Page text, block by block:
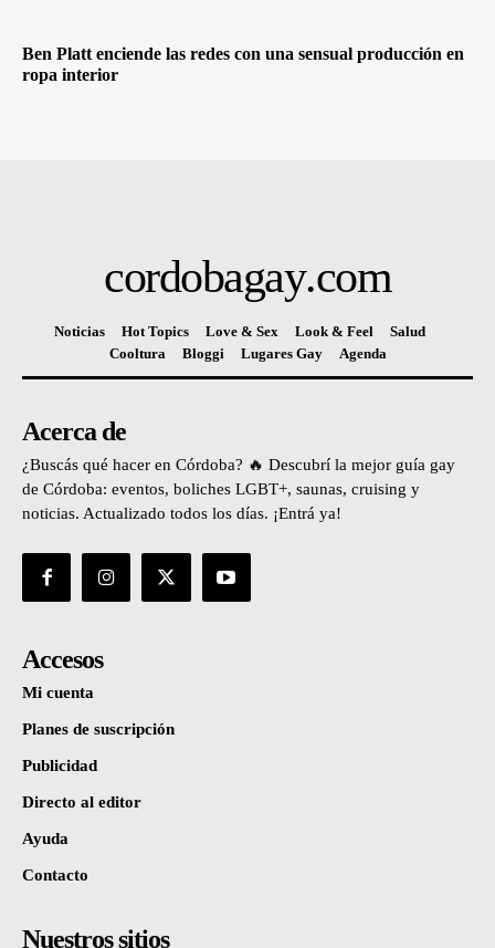
Ben Platt enciende las redes con una sensual producción en
ropa interior
cordobagay.com
Noticias Hot Topics Love & Sex Look & Feel
Salud
Cooltura
Bloggi Lugares Gay Agenda
Acerca de
¿Buscás qué hacer en Córdoba? 🔥 Descubrí la mejor guía gay
de Córdoba: eventos, boliches LGBT+, saunas, cruising y
noticias. Actualizado todos los días. ¡Entrá ya!
Accesos
Mi cuenta
Planes de suscripción
Publicidad
Directo al editor
Ayuda
Contacto
Nuestros sitios